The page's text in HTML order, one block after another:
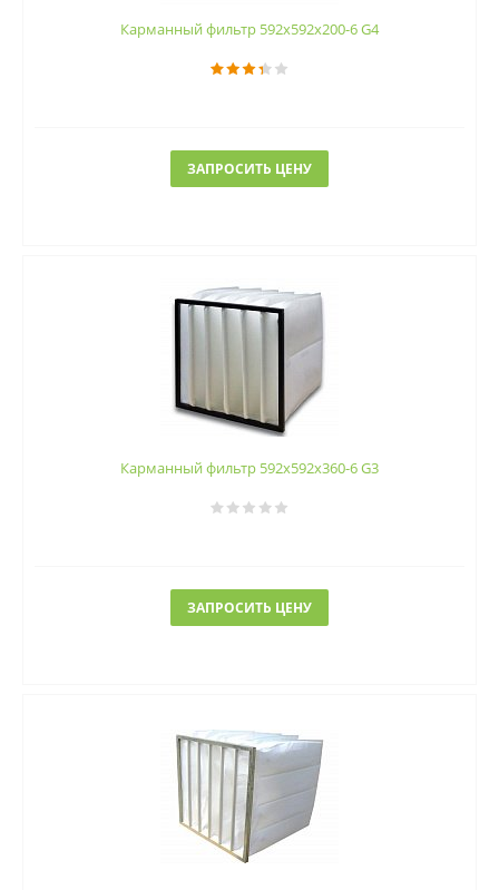
Карманный фильтр 592х592х200-6 G4
ЗАПРОСИТЬ ЦЕНУ
Карманный фильтр 592х592х360-6 G3
ЗАПРОСИТЬ ЦЕНУ